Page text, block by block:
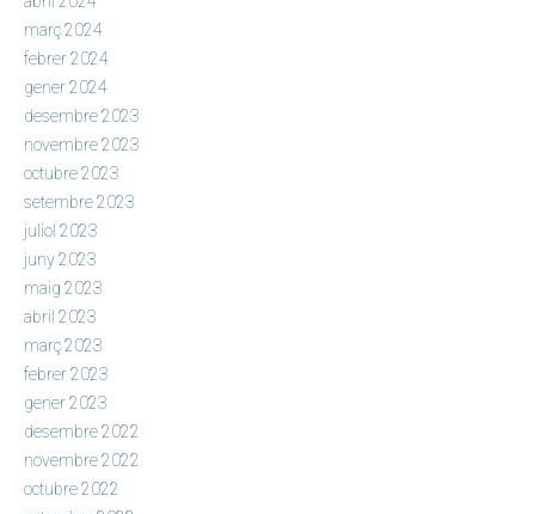
març 2024
febrer 2024
gener 2024
desembre 2023
novembre 2023
octubre 2023
setembre 2023
juliol 2023
juny 2023
maig 2023
abril 2023
març 2023
febrer 2023
gener 2023
desembre 2022
novembre 2022
octubre 2022